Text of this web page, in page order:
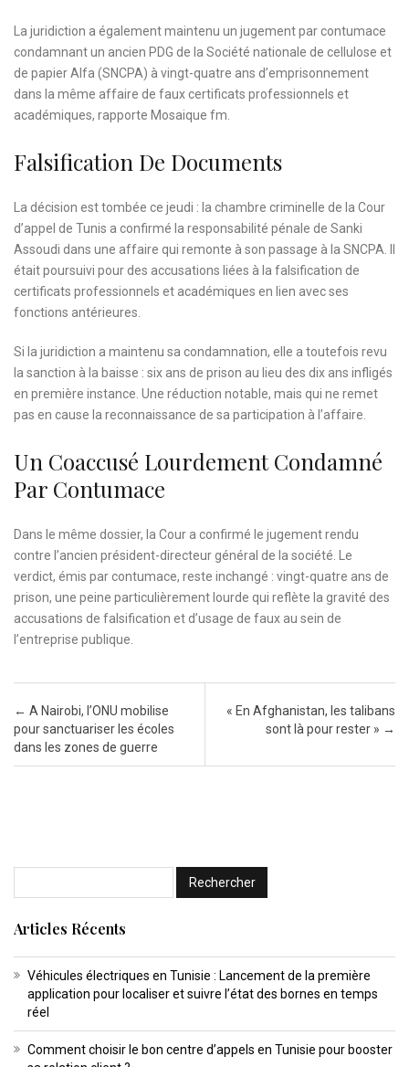
La juridiction a également maintenu un jugement par contumace
condamnant un ancien PDG de la Société nationale de cellulose et
de papier Alfa (SNCPA) à vingt-quatre ans d’emprisonnement
dans la même affaire de faux certificats professionnels et
académiques, rapporte Mosaique fm.
Falsification De Documents
La décision est tombée ce jeudi : la chambre criminelle de la Cour
d’appel de Tunis a confirmé la responsabilité pénale de Sanki
Assoudi dans une affaire qui remonte à son passage à la SNCPA. Il
était poursuivi pour des accusations liées à la falsification de
certificats professionnels et académiques en lien avec ses
fonctions antérieures.
Si la juridiction a maintenu sa condamnation, elle a toutefois revu
la sanction à la baisse : six ans de prison au lieu des dix ans infligés
en première instance. Une réduction notable, mais qui ne remet
pas en cause la reconnaissance de sa participation à l’affaire.
Un Coaccusé Lourdement Condamné
Par Contumace
Dans le même dossier, la Cour a confirmé le jugement rendu
contre l’ancien président-directeur général de la société. Le
verdict, émis par contumace, reste inchangé : vingt-quatre ans de
prison, une peine particulièrement lourde qui reflète la gravité des
accusations de falsification et d’usage de faux au sein de
l’entreprise publique.
Post navigation
← A Nairobi, l’ONU mobilise
pour sanctuariser les écoles
dans les zones de guerre
« En Afghanistan, les talibans
sont là pour rester » →
Articles Récents
Véhicules électriques en Tunisie : Lancement de la première
application pour localiser et suivre l’état des bornes en temps
réel
Comment choisir le bon centre d’appels en Tunisie pour booster